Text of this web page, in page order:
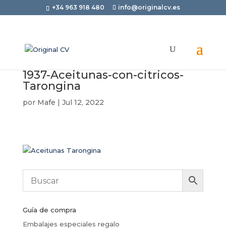
+34 963 918 480 info@originalcv.es
1937-Aceitunas-con-citricos-
Tarongina
por Mafe | Jul 12, 2022
Guía de compra
Embalajes especiales regalo